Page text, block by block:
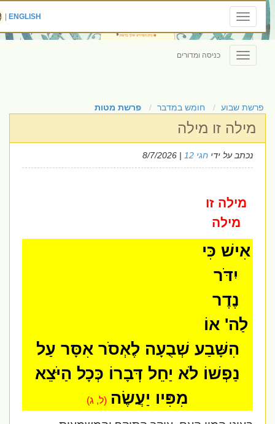
Toggle
navigation
ENGLISH
|
Toggle
navigation
כניסה ומדורים
פרשת שבוע חומש במדבר פרשת מטות
מילה זו מילה
נכתב על ידיחגי 12 | 8/7/2026
מילה זו
מילה
אִישׁ כִּי
יִדֹּר
נֶדֶר
לַה' אוֹ
הִשָּׁבַע שְׁבֻעָה לֶאְסֹר אִסָּר עַל
נַפְשׁוֹ לֹא יַחֵל דְּבָרוֹ כְּכָל הַיֹּצֵא
מִפִּיו יַעֲשֶׂה (ל, ג)